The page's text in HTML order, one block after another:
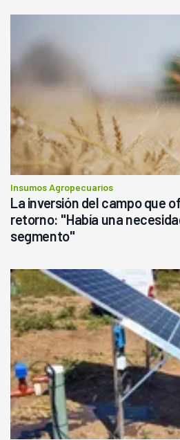
Insumos Agropecuarios
La inversión del campo que
retorno: "Había una
segmento"